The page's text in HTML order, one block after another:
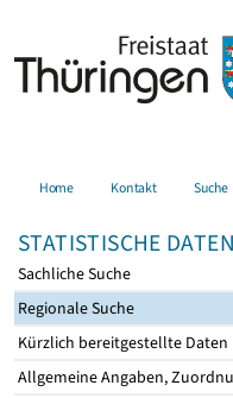
Home Kontakt Suche
STATISTISCHE DATEN
Sachliche Suche
Regionale Suche
Kürzlich bereitgestellte Daten
Allgemeine Angaben,